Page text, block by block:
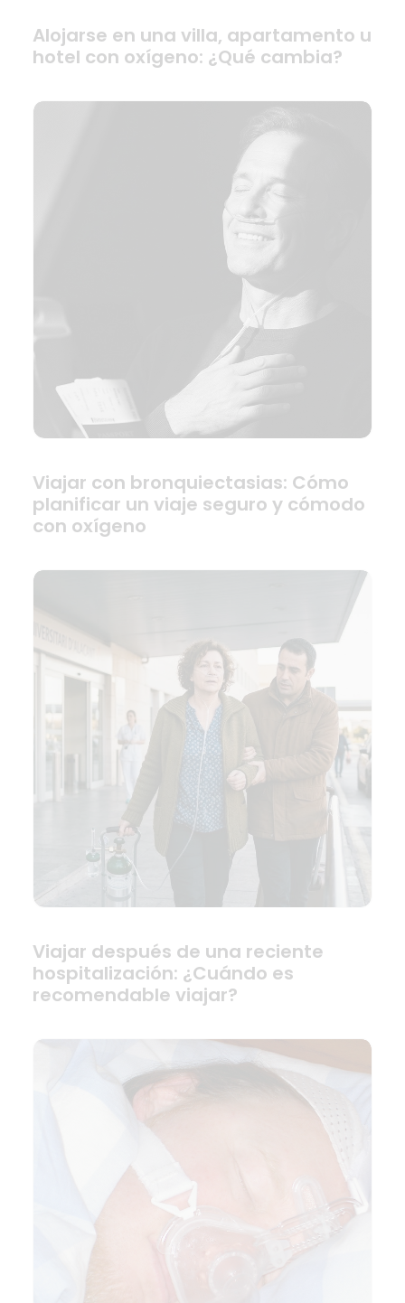
Alojarse en una villa, apartamento u
hotel con oxígeno: ¿Qué cambia?
Viajar con bronquiectasias: Cómo
planificar un viaje seguro y cómodo
con oxígeno
Viajar después de una reciente
hospitalización: ¿Cuándo es
recomendable viajar?